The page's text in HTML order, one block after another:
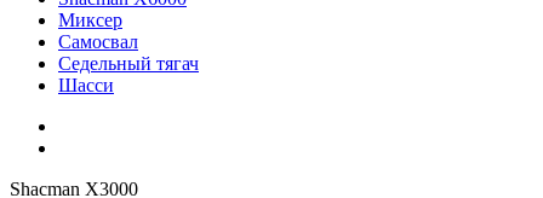
Миксер
Самосвал
Седельный тягач
Шасси
Shacman X3000